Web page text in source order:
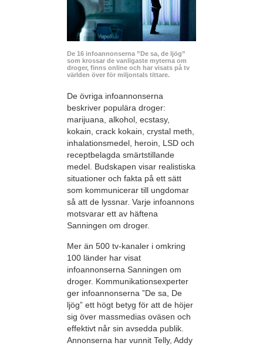
De 16 infoannonserna ”De sa, de ljög”
som krossar de vanligaste myterna om
droger, finns online och har visats på tv
världen över för miljontals tittare.
De övriga infoannonserna
beskriver populära droger:
marijuana, alkohol, ecstasy,
kokain, crack kokain, crystal meth,
inhalationsmedel, heroin, LSD och
receptbelagda smärtstillande
medel. Budskapen visar realistiska
situationer och fakta på ett sätt
som kommunicerar till ungdomar
så att de lyssnar. Varje infoannons
motsvarar ett av häftena
Sanningen om droger.
Mer än 500 tv-kanaler i omkring
100 länder har visat
infoannonserna Sanningen om
droger. Kommunikationsexperter
ger infoannonserna ”De sa, De
ljög” ett högt betyg för att de höjer
sig över massmedias oväsen och
effektivt når sin avsedda publik.
Annonserna har vunnit Telly, Addy